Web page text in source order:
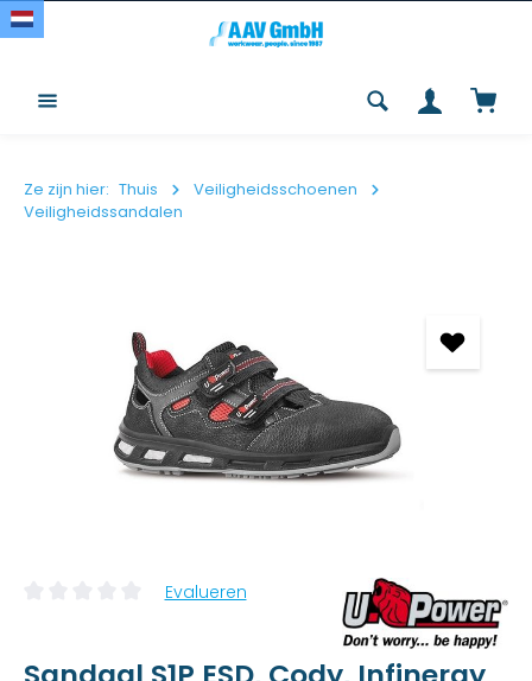
Overslaan en naar de inhoud gaan
Ze zijn hier: Thuis
Veiligheidsschoenen
Veiligheidssandalen
Gemiddelde beoordeling van 0 van 5 sterren
Evalueren